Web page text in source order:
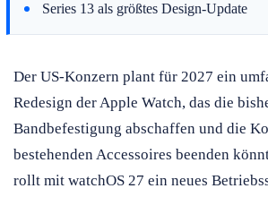
Series 13 als größtes Design-Update
Der US-Konzern plant für 2027 ein
Redesign der Apple Watch, das die
Bandbefestigung abschaffen und die
bestehenden Accessoires beenden
rollt mit watchOS 27 ein neues